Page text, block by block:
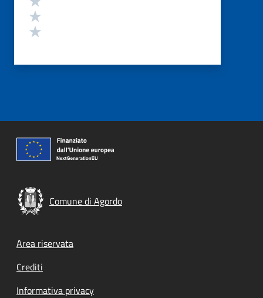
Comune di Agordo
Footer menu
Area riservata
Crediti
Informativa privacy